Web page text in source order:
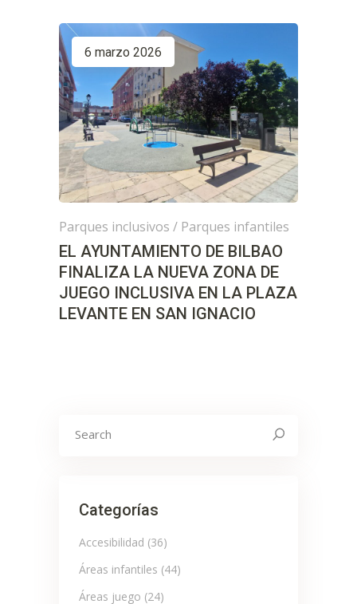
6 marzo 2026
Parques inclusivos / Parques infantiles
EL AYUNTAMIENTO DE BILBAO
FINALIZA LA NUEVA ZONA DE
JUEGO INCLUSIVA EN LA PLAZA
LEVANTE EN SAN IGNACIO
Categorías
Accesibilidad (36)
Áreas infantiles (44)
Áreas juego (24)